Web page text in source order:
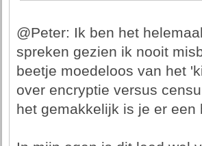
@Peter: Ik ben het
spreken gezien ik nooit
beetje moedeloos van het
over encryptie versus
het gemakkelijk is je er een